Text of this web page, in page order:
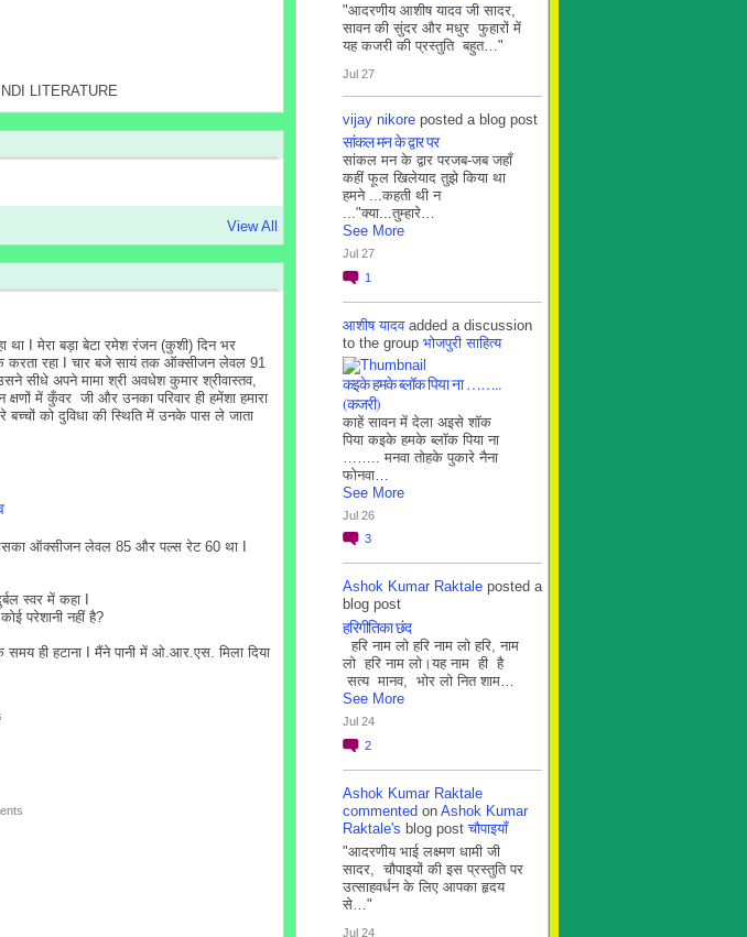
LITERATURE
View All
I मेरा बड़ा बेटा रमेश रंजन (कुशी) दिन भर
रहा I चार बजे सायं तक ऑक्सीजन लेवल 91
सीधे अपने मामा श्री अवधेश कुमार श्रीवास्तव,
में कुँवर जी और उनका परिवार ही हमेंशा हमारा
को दुविधा की स्थिति में उनके पास ले जाता
ऑक्सीजन लेवल 85 और पल्स रेट 60 था I
स्वर में कहा I
परेशानी नहीं है?
समय ही हटाना I मैंने पानी में ओ.आर.एस. मिला दिया
"आदरणीय आशीष यादव जी सादर,
सावन की सुंदर और मधुर फुहारों में
यह कजरी की प्रस्तुति बहुत…"
Jul 27
vijay nikore posted a blog post
सांकल मन के द्वार पर
सांकल मन के द्वार परजब-जब जहाँ
कहीं फूल खिलेयाद तुझे किया था
हमने ...कहती थी न
..."क्या...तुम्हारे…
See More
Jul 27
1
आशीष यादवadded a discussion
to the group भोजपुरी साहित्य
कइके हमके ब्लाॅक पिया ना ……..
(कजरी)
काहें सावन में देला अइसे शॉक
पिया कइके हमके ब्लाॅक पिया ना
…….. मनवा तोहके पुकारे नैना
फोनवा…
See More
Jul 26
3
Ashok Kumar Raktale posted a
blog post
हरिगीतिका छंद
हरि नाम लो हरि नाम लो हरि, नाम
लो हरि नाम लो।यह नाम ही है
सत्य मानव, भोर लो नित शाम…
See More
Jul 24
2
Ashok Kumar Raktale
commented on Ashok Kumar
Raktale's blog postचौपाइयाँ
"आदरणीय भाई लक्ष्मण धामी जी
सादर, चौपाइयों की इस प्रस्तुति पर
उत्साहवर्धन के लिए आपका हृदय
से…"
Jul 24